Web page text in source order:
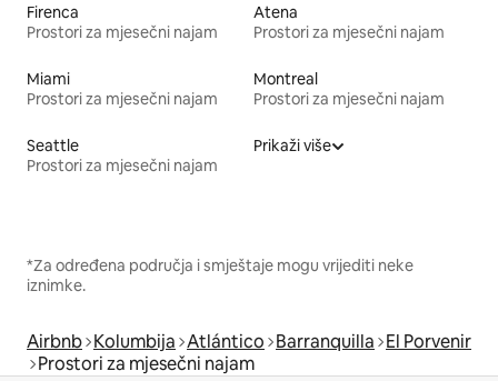
Firenca
Prostori za mjesečni najam
Atena
Prostori za mjesečni najam
Miami
Prostori za mjesečni najam
Montreal
Prostori za mjesečni najam
Seattle
Prostori za mjesečni najam
Prikaži više
*Za određena područja i smještaje mogu vrijediti neke
iznimke.
Airbnb Kolumbija Atlántico Barranquilla El Porvenir
Prostori za mjesečni najam